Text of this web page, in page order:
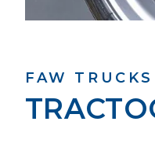
FAW TRUCKS